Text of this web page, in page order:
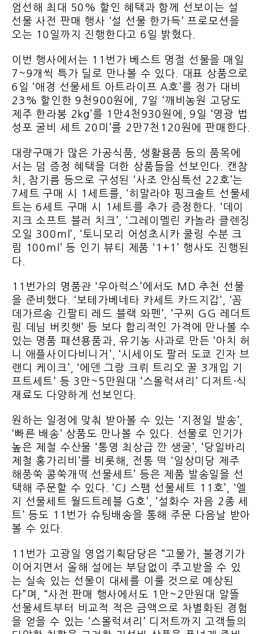
엄선해 최대 50% 할인 혜택과 함께 선보이는 설
선물 사전 판매 행사 ‘설 선물 한가득’ 프로모션을
오는 10일까지 진행한다고 6일 밝혔다.
이번 행사에서는 11번가 베스트 명절 선물을 매일
7~9개씩 특가 딜로 만나볼 수 있다. 대표 상품으로
6일 ‘애경 선물세트 아트라이프 A호’를 정가 대비
23% 할인한 9천900원에, 7일 ‘깨비농원 고당도
제주 한라봉 2kg’를 1만4천930원에, 9일 ‘영광 법
성포 굴비 세트 20미’를 2만7천120원에 판매한다.
대량구매가 많은 가공식품, 생활용품 등의 품목에
서는 덤 증정 혜택을 더한 상품들을 선보인다. 캔참
치, 참기름 등으로 구성된 ‘사조 안심특선 22호’는
7세트 구매 시 1세트를, ‘히말라야 핑크솔트 선물세
트는 6세트 구매 시 1세트를 추가 증정한다. ‘데이
지크 소프트 블러 치크’, ‘그레이멜린 카놀라 클렌징
오일 300ml’, ‘토니모리 어성초시카 쿨링 수분 크
림 100ml’ 등 인기 뷰티 제품 ‘1+1’ 행사도 진행된
다.
11번가의 명품관 ‘우아럭스’에서도 MD 추천 선물
을 준비했다. ‘보테가베네타 카세트 카드지갑’, ‘꼼
데가르송 긴팔티 레드 블랙 와펜’, ‘구찌 GG 레더트
림 데님 버킷햇’ 등 보다 합리적인 가격에 만나볼 수
있는 명품 패션용품과, 유기농 사과로 만든 ‘아치 허
니 애플사이다비니거’, ‘시세이도 팔러 도쿄 긴자 브
랜디 케이크’, ‘에덴 그랑 크뤼 트리오 꿀 3개입 기
프트세트’ 등 3만~5만원대 ‘스몰럭셔리’ 디저트·식
재료도 다양하게 선보인다.
원하는 일정에 맞춰 받아볼 수 있는 ‘지정일 발송’,
‘빠른 배송’ 상품도 만나볼 수 있다. 선물로 인기가
높은 제철 수산물 ‘통영 최상급 깐 생굴’, ‘당일바리
제철 홍가리비’를 비롯해, 전통 떡 ‘일상미당 제주
해풍쑥 콩쑥개떡 선물세트’ 등은 제품 발송일을 선
택해 주문할 수 있다. ‘CJ 스팸 선물세트 11호’, ‘엘
지 선물세트 월드트레블 G호’, ‘설화수 자음 2종 세
트’ 등도 11번가 슈팅배송을 통해 주문 다음날 받아
볼 수 있다.
11번가 고광일 영업기획담당은 “고물가, 불경기가
이어지면서 올해 설에는 부담없이 주고받을 수 있
는 실속 있는 선물이 대세를 이룰 것으로 예상된
다”며, “사전 판매 행사에서도 1만~2만원대 알뜰
선물세트부터 비교적 적은 금액으로 차별화된 경험
을 얻을 수 있는 ‘스몰럭셔리’ 디저트까지 고객들의